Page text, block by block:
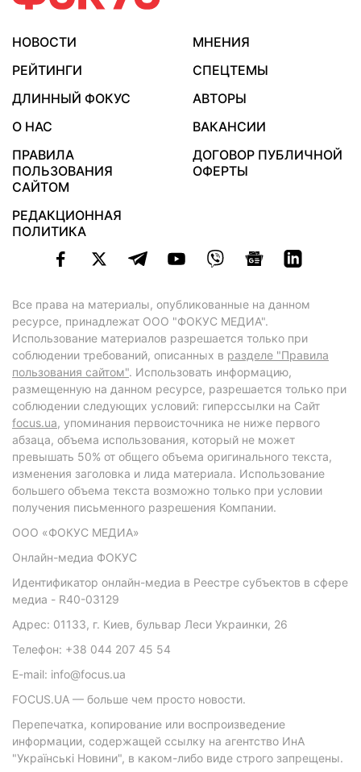
НОВОСТИ
МНЕНИЯ
РЕЙТИНГИ
СПЕЦТЕМЫ
ДЛИННЫЙ ФОКУС
АВТОРЫ
О НАС
ВАКАНСИИ
ПРАВИЛА
ПОЛЬЗОВАНИЯ
САЙТОМ
ДОГОВОР ПУБЛИЧНОЙ
ОФЕРТЫ
РЕДАКЦИОННАЯ
ПОЛИТИКА
Все права на материалы, опубликованные на данном
ресурсе, принадлежат ООО "ФОКУС МЕДИА".
Использование материалов разрешается только при
соблюдении требований, описанных в разделе "Правила
пользования сайтом". Использовать информацию,
размещенную на данном ресурсе, разрешается только при
соблюдении следующих условий: гиперссылки на Сайт
focus.ua, упоминания первоисточника не ниже первого
абзаца, объема использования, который не может
превышать 50% от общего объема оригинального текста,
изменения заголовка и лида материала. Использование
большего объема текста возможно только при условии
получения письменного разрешения Компании.
ООО «ФОКУС МЕДИА»
Онлайн-медиа ФОКУС
Идентификатор онлайн-медиа в Реестре субъектов в сфере
медиа - R40-03129
Адрес: 01133, г. Киев, бульвар Леси Украинки, 26
Телефон: +38 044 207 45 54
E-mail: info@focus.ua
FOCUS.UA — больше чем просто новости.
Перепечатка, копирование или воспроизведение
информации, содержащей ссылку на агентство ИнА
"Українські Новини", в каком-либо виде строго запрещены.